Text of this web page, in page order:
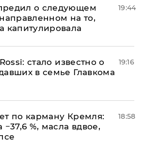
о следующем
на то,
капитулировала
19:44
стало известно о
в семье Главкома
19:16
по карману Кремля:
−37,6 %, масла вдвое,
18:58